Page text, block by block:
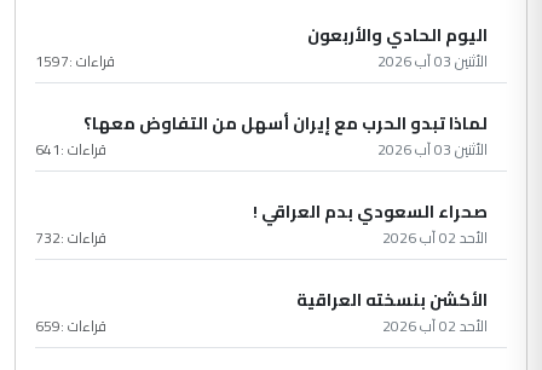
اليوم الحادي والأربعون
الأثنين 03 آب 2026 قراءات :1597
لماذا تبدو الحرب مع إيران أسهل من التفاوض معها؟
الأثنين 03 آب 2026 قراءات :641
صحراء السعودي بدم العراقي !
الأحد 02 آب 2026 قراءات :732
الأكشن بنسخته العراقية
الأحد 02 آب 2026 قراءات :659